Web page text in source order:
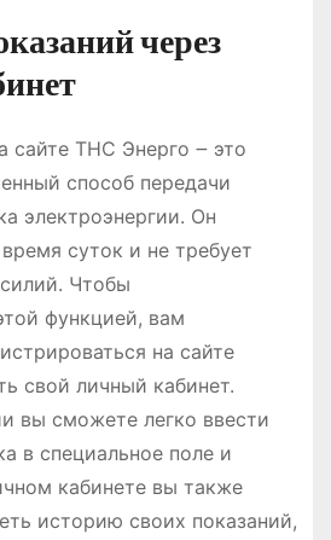
через
сайте ТНС Энерго ౼ это
способ передачи
электроэнергии. Он
суток и не требует
Чтобы
функцией, вам
на сайте
свой личный кабинет.
вы сможете легко ввести
в специальное поле и
кабинете вы также
историю своих показаний,